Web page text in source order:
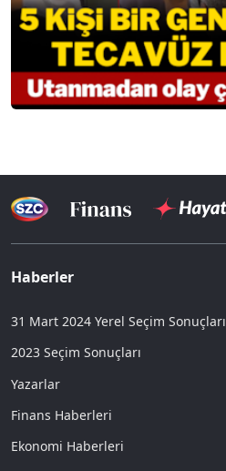
Haberler
31 Mart 2024 Yerel Seçim Sonuçları
2023 Seçim Sonuçları
Yazarlar
Finans Haberleri
Ekonomi Haberleri